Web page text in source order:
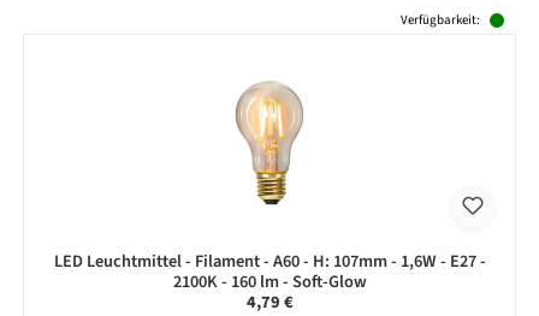
Verfügbarkeit:
LED Leuchtmittel - Filament - A60 - H: 107mm - 1,6W - E27 -
2100K - 160 lm - Soft-Glow
Regulärer Preis:
4,79 €